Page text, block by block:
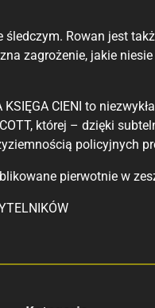
Rowan jest
zagrożenie, jakie
KSIĘGA CIENI to
której – dzięki
policyjnych
pierwotnie w